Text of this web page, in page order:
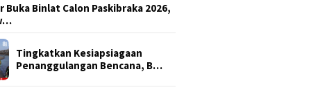
Buka Binlat Calon Paskibraka 2026,
Tingkatkan Kesiapsiagaan
Penanggulangan Bencana, B…